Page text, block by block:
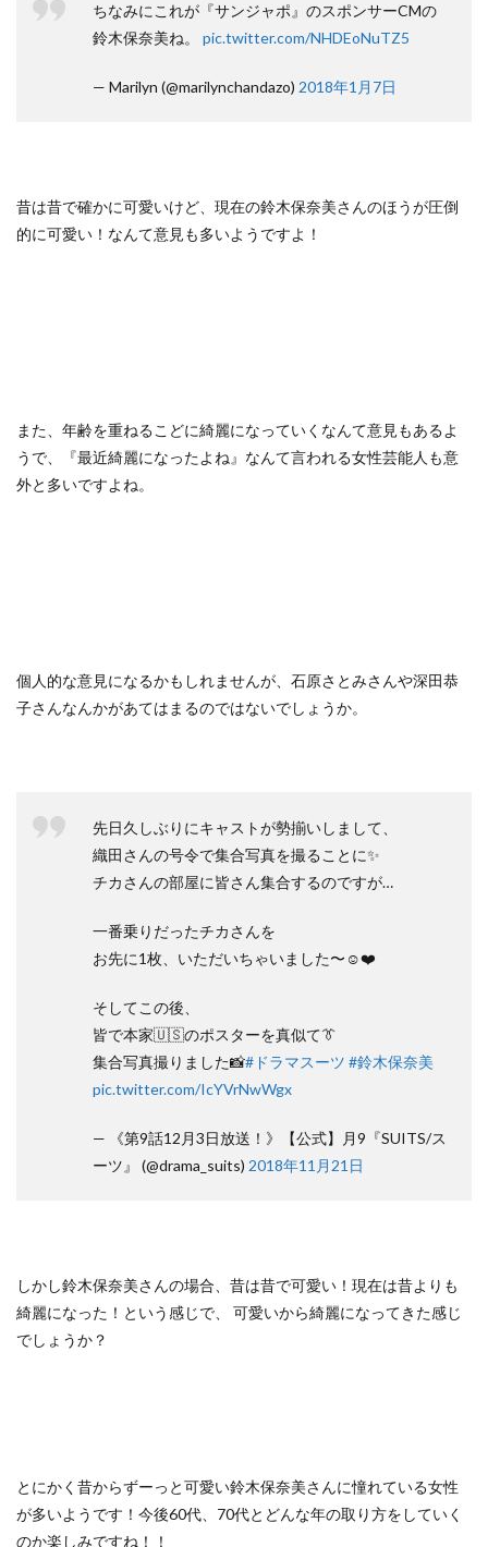
ちなみにこれが『サンジャポ』のスポンサーCMの
鈴木保奈美ね。 pic.twitter.com/NHDEoNuTZ5
— Marilyn (@marilynchandazo) 2018年1月7日
昔は昔で確かに可愛いけど、現在の鈴木保奈美さんのほうが圧倒
的に可愛い！なんて意見も多いようですよ！
また、年齢を重ねるこどに綺麗になっていくなんて意見もあるよ
うで、『最近綺麗になったよね』なんて言われる女性芸能人も意
外と多いですよね。
個人的な意見になるかもしれませんが、石原さとみさんや深田恭
子さんなんかがあてはまるのではないでしょうか。
先日久しぶりにキャストが勢揃いしまして、
織田さんの号令で集合写真を撮ることに✨
チカさんの部屋に皆さん集合するのですが…
一番乗りだったチカさんを
お先に1枚、いただいちゃいました〜☺️❤️
そしてこの後、
皆で本家🇺🇸のポスターを真似て👔
集合写真撮りました📸#ドラマスーツ #鈴木保奈美
pic.twitter.com/IcYVrNwWgx
— 《第9話12月3日放送！》【公式】月9『SUITS/ス
ーツ』 (@drama_suits) 2018年11月21日
しかし鈴木保奈美さんの場合、昔は昔で可愛い！現在は昔よりも
綺麗になった！という感じで、 可愛いから綺麗になってきた感じ
でしょうか？
とにかく昔からずーっと可愛い鈴木保奈美さんに憧れている女性
が多いようです！今後60代、70代とどんな年の取り方をしていく
のか楽しみですね！！